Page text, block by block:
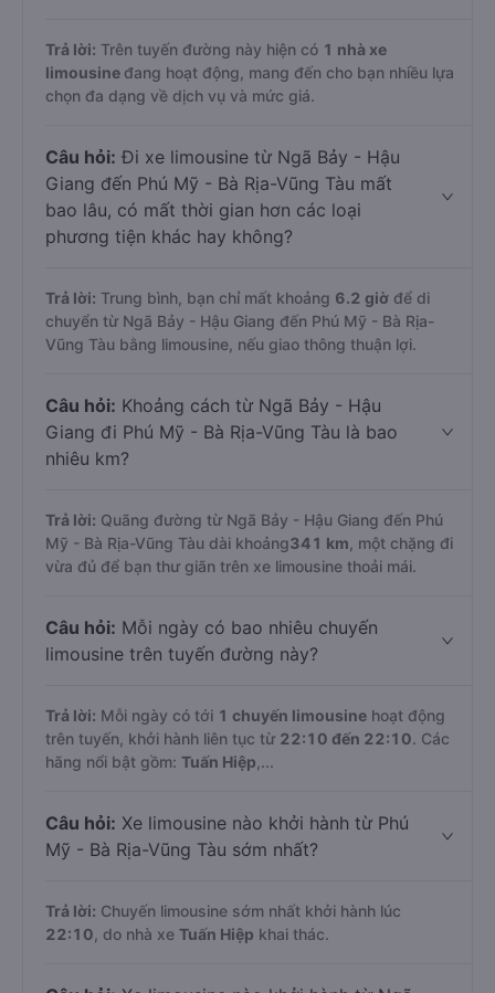
Trả lời: Trên tuyến đường này hiện có 1 nhà xe
limousine đang hoạt động, mang đến cho bạn nhiều lựa
chọn đa dạng về dịch vụ và mức giá.
Câu hỏi: Đi xe limousine từ Ngã Bảy - Hậu
Giang đến Phú Mỹ - Bà Rịa-Vũng Tàu mất
bao lâu, có mất thời gian hơn các loại
phương tiện khác hay không?
Trả lời: Trung bình, bạn chỉ mất khoảng 6.2 giờ để di
chuyển từ Ngã Bảy - Hậu Giang đến Phú Mỹ - Bà Rịa-
Vũng Tàu bằng limousine, nếu giao thông thuận lợi.
Câu hỏi: Khoảng cách từ Ngã Bảy - Hậu
Giang đi Phú Mỹ - Bà Rịa-Vũng Tàu là bao
nhiêu km?
Trả lời: Quãng đường từ Ngã Bảy - Hậu Giang đến Phú
Mỹ - Bà Rịa-Vũng Tàu dài khoảng341 km , một chặng đi
vừa đủ để bạn thư giãn trên xe limousine thoải mái.
Câu hỏi: Mỗi ngày có bao nhiêu chuyến
limousine trên tuyến đường này?
Trả lời: Mỗi ngày có tới 1 chuyến limousine hoạt động
trên tuyến, khởi hành liên tục từ 22:10 đến 22:10. Các
hãng nổi bật gồm: Tuấn Hiệp ,...
Câu hỏi: Xe limousine nào khởi hành từ Phú
Mỹ - Bà Rịa-Vũng Tàu sớm nhất?
Trả lời: Chuyến limousine sớm nhất khởi hành lúc
22:10 , do nhà xe Tuấn Hiệp khai thác.